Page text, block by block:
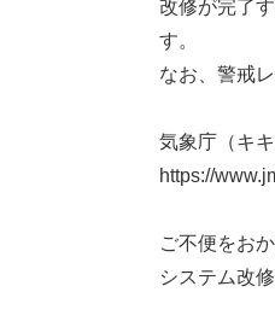
改修が完了
す。
なお、警戒
気象庁（キキ
https://
ご不便をお
システム改